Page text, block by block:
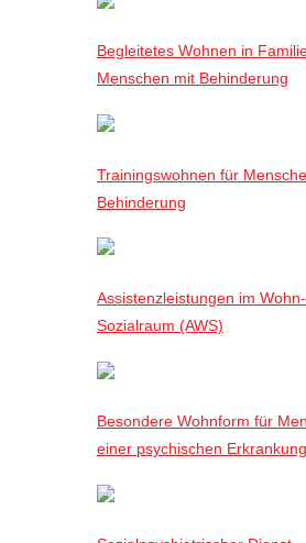
Begleitetes Wohnen in
Menschen mit Behinderung
Trainingswohnen für
Behinderung
Assistenzleistungen im
Sozialraum (AWS)
Besondere Wohnform für
einer psychischen Erkrankung